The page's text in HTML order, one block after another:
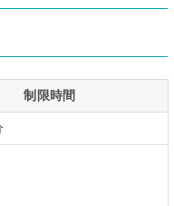
制限時間